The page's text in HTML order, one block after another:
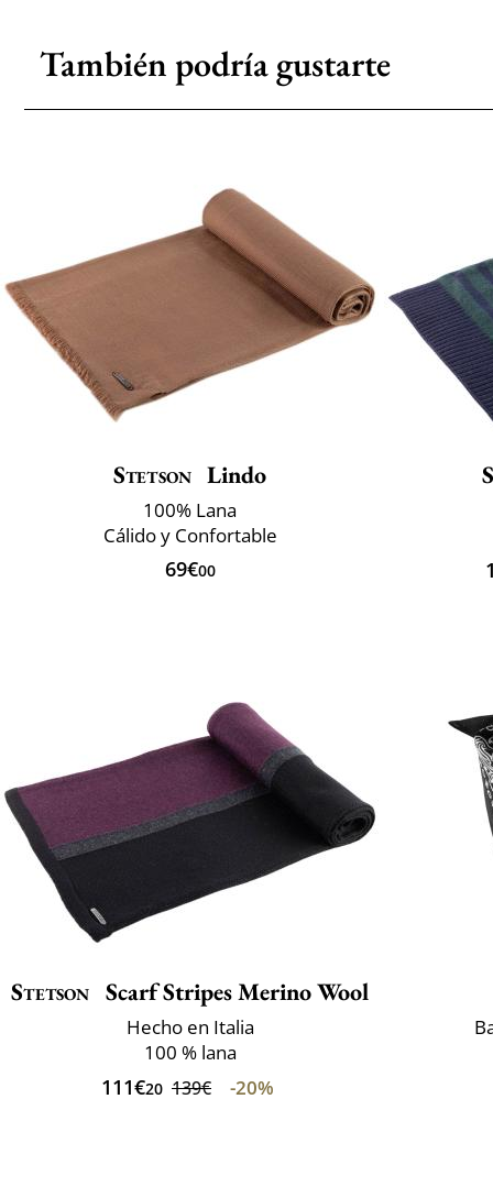
También podría gustarte
Stetson Lindo
100% Lana
Cálido y Confortable
69€00
Stetson Scarf Stripes Merino Wool
Hecho en Italia
100 % lana
111€20 139€ -20%